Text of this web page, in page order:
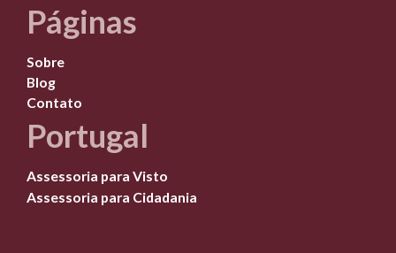
Páginas
Sobre
Blog
Contato
Portugal
Assessoria para Visto
Assessoria para Cidadania